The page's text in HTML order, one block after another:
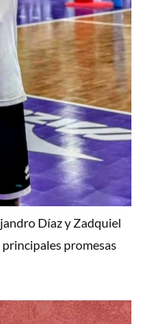
Díaz y Zadquiel
promesas